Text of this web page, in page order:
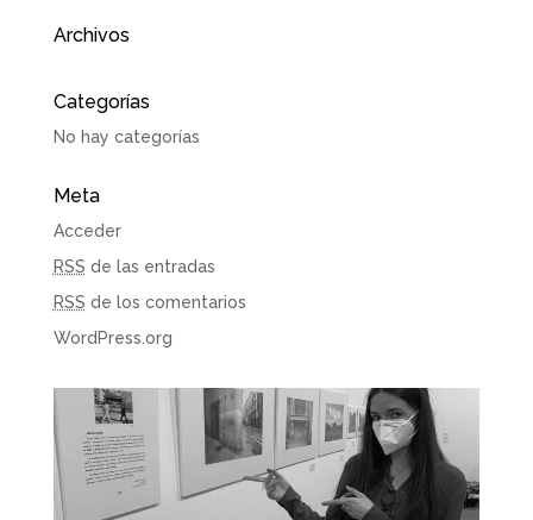
Archivos
Categorías
No hay categorías
Meta
Acceder
RSS de las entradas
RSS de los comentarios
WordPress.org